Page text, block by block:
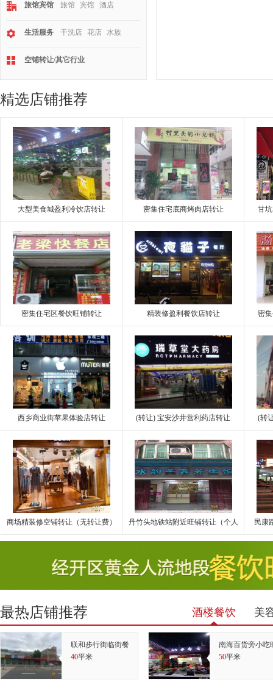
旅馆宾馆 旅馆 宾馆 酒店
生活服务 干洗店 花店 水族
空铺转让/其它行业
精选店铺推荐
大型美食城盈利冷饮店转让 密集住宅底商烤肉店转让 甘
密集住宅区餐饮旺铺转让 精装修盈利餐饮店转让 密
西乡商业街苹果体验店转让 (转让) 宝安沙井营利药店转让 (转
商场精装修空铺转让（无转让费） 丹竹头地铁站附近旺铺转让（个人 民康
最热店铺推荐 酒楼餐饮 美
联和步行街临街餐
40平米
南海百货旁小吃
50平米